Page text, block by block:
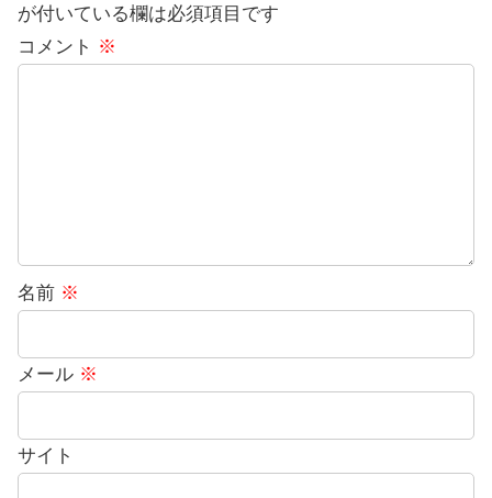
が付いている欄は必須項目です
コメント ※
名前 ※
メール ※
サイト